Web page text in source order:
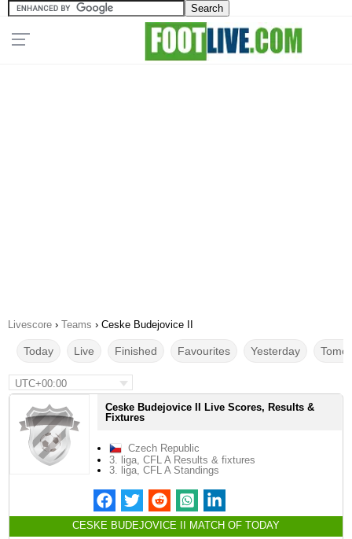
Livescore › Teams › Ceske Budejovice II
Today Live Finished Favourites Yesterday
UTC+00:00
Ceske Budejovice II Live Scores, Results &
Fixtures
Czech Republic
3. liga, CFL A Results & fixtures
3. liga, CFL A Standings
CESKE BUDEJOVICE II MATCH OF TODAY